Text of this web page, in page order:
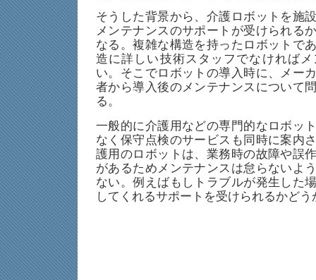
そうした背景から、介護ロボットを施
メンテナンスのサポートが受けられる
なる。複雑な構造を持ったロボットで
造に詳しい技術スタッフでなければ
い。そこでロボットの導入時に、メー
者から導入後のメンテナンスについて
る。
一般的に介護用などの専門的なロボッ
なく保守点検のサービスも同時に案内
護用のロボットは、業務時の故障や誤
があるためメンテナンスは怠らないよ
ない。例えばもしトラブルが発生した
してくれるサポートを受けられるかど